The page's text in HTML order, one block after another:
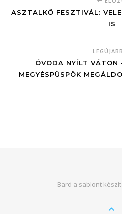
ASZTALKŐ FESZTIVÁL:
IS
LEGÚJABB
ÓVODA NYÍLT VÁTON
MEGYÉSPÜSPÖK
Bard a sablont